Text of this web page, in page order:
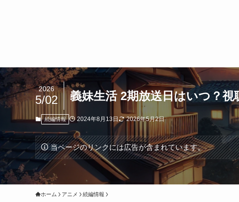
義妹生活 2期放送日はいつ？
2026
5/02
続編情報 2024年8月13日 2026年5月2日
当ページのリンクには広告が含まれています。
ホーム アニメ 続編情報